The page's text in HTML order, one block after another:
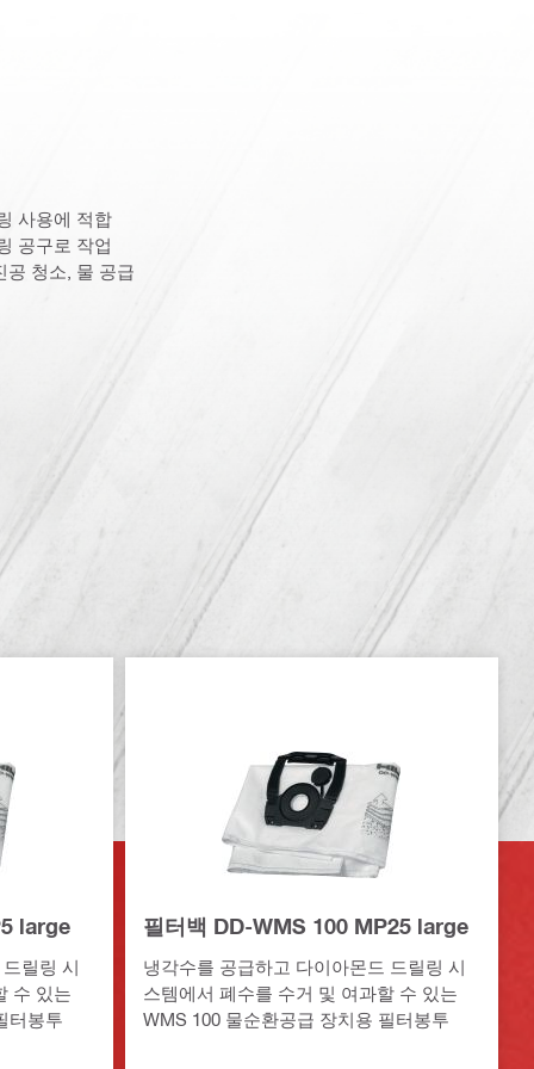
사용에 적합
공구로 작업
공 청소, 물 공급
large
릴링 시
수 있는
터봉투
필터백 DD-WMS 100 MP25 large
냉각수를 공급하고 다이아몬드 드릴링 시
스템에서 폐수를 수거 및 여과할 수 있는
WMS 100 물순환공급 장치용 필터봉투